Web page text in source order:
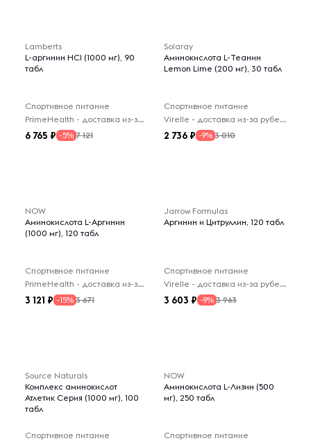
Lamberts
L-аргинин HCI (1000 мг), 90
табл
Спортивное питание
PrimeHealth - доставка из-за рубежа
6 765 -5% 7 121
Solaray
Аминокислота L-Теанин
Lemon Lime (200 мг), 30 табл
Спортивное питание
Virelle - доставка из-за рубежа
2 736 -9% 3 010
NOW
Аминокислота L-Аргинин
(1000 мг), 120 табл
Спортивное питание
PrimeHealth - доставка из-за рубежа
3 121 -15% 3 671
Jarrow Formulas
Аргинин и Цитруллин, 120 табл
Спортивное питание
Virelle - доставка из-за рубежа
3 603 -9% 3 963
Source Naturals
Комплекс аминокислот
Атлетик Серия (1000 мг), 100
табл
Спортивное питание
NOW
Аминокислота L-Лизин (500
мг), 250 табл
Спортивное питание